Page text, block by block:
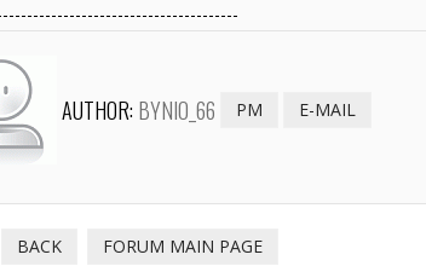
AUTHOR: BYNIO_66 PM E-MAIL
BACK FORUM MAIN PAGE